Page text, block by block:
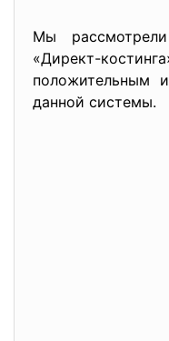
Мы
«Директ-
положительным
данной системы.